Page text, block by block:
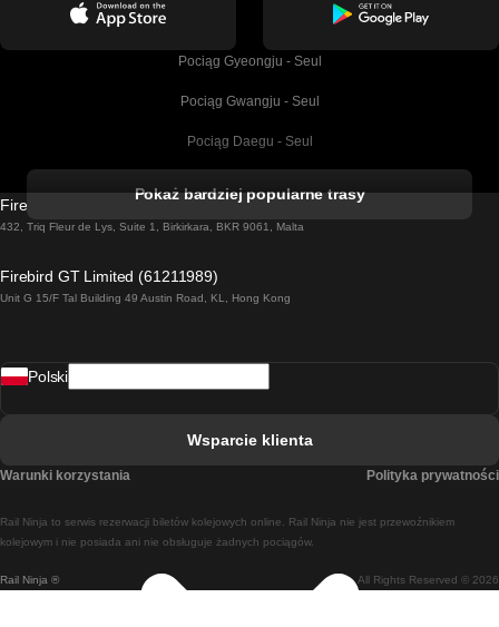
Pociąg Gyeongju - Seul
Pociąg Gwangju - Seul
Pociąg Daegu - Seul
Pociąg Dublin - Galway
Pociąg Rzym - Neapol
Pociąg Madryt - Lizbona
Pociąg Madryt - Barcelona
Pokaż bardziej popularne trasy
Firebird GT Limited (OC 1451)
432, Triq Fleur de Lys, Suite 1, Birkirkara, BKR 9061, Malta
Firebird GT Limited (61211989)
Unit G 15/F Tal Building 49 Austin Road, KL, Hong Kong
Rail Ninja ® All Rights Reserved © 2026
Rail Ninja to serwis rezerwacji biletów kolejowych online. Rail Ninja nie jest przewoźnikiem
kolejowym i nie posiada ani nie obsługuje żadnych pociągów.
Polski
Wsparcie klienta
Warunki korzystania Polityka prywatności